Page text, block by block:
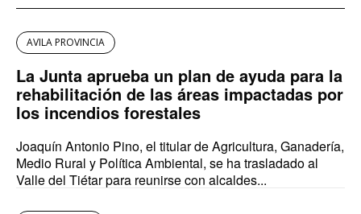
AVILA PROVINCIA
La Junta aprueba un plan de ayuda para la
rehabilitación de las áreas impactadas por
los incendios forestales
Joaquín Antonio Pino, el titular de Agricultura, Ganadería,
Medio Rural y Política Ambiental, se ha trasladado al
Valle del Tiétar para reunirse con alcaldes...